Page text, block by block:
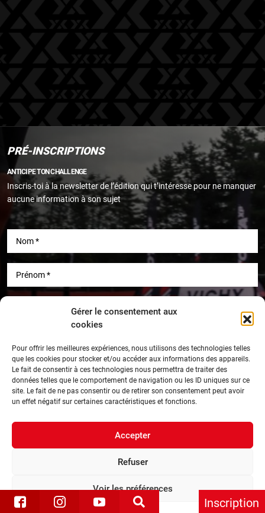
Gérer le consentement aux
cookies
Pour offrir les meilleures expériences, nous utilisons des technologies telles
que les cookies pour stocker et/ou accéder aux informations des appareils.
Le fait de consentir à ces technologies nous permettra de traiter des
données telles que le comportement de navigation ou les ID uniques sur ce
site. Le fait de ne pas consentir ou de retirer son consentement peut avoir
un effet négatif sur certaines caractéristiques et fonctions.
Accepter
Refuser
Voir les préférences
Inscription
PRÉ-INSCRIPTIONS
ANTICIPE TON CHALLENGE
Inscris-toi à la newsletter de l’édition qui t’intéresse pour ne manquer
aucune information à son sujet
En cliquant sur le bouton, vous acceptez nosConditions
Copyright © 2026